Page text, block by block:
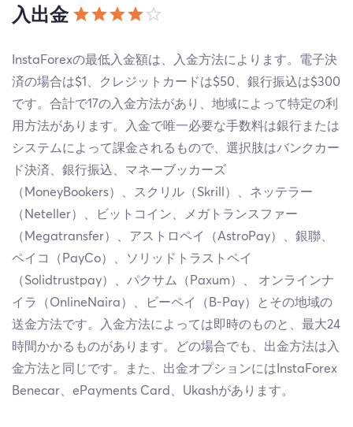
入出金
InstaForexの最低入金額は、入金方法によります。電子決
済の場合は$1、クレジットカードは$50、銀行振込は$300
です。合計で17の入金方法があり、地域によって特定の利
用方法があります。入金で唯一必要な手数料は銀行または
システムによって課金されるもので、選択肢はバンクカー
ド決済、銀行振込、マネーブッカーズ
（MoneyBookers）、スクリル（Skrill）、ネッテラー
（Neteller）、ビットコイン、メガトランスファー
（Megatransfer）、アストロペイ（AstroPay）、銀聯、
ペイコ（PayCo）、ソリッドトラストペイ
（Solidtrustpay）、パクサム（Paxum）、 オンラインナ
イラ（OnlineNaira）、ビーペイ（B-Pay）とその地域の
送金方法です。入金方法によっては即時のものと、最大24
時間かかるものがあります。どの場合でも、出金方法は入
金方法と同じです。また、出金オプションにはInstaForex
Benecar、ePayments Card、Ukashがあります。